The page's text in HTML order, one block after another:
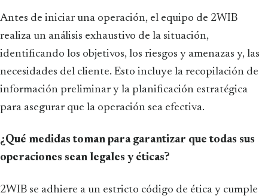
Antes de iniciar una operación, el equipo de 2WIB
realiza un análisis exhaustivo de la situación,
identificando los objetivos, los riesgos y amenazas y, las
necesidades del cliente. Esto incluye la recopilación de
información preliminar y la planificación estratégica
para asegurar que la operación sea efectiva.
¿Qué medidas toman para garantizar que todas sus
operaciones sean legales y éticas?
2WIB se adhiere a un estricto código de ética y cumple